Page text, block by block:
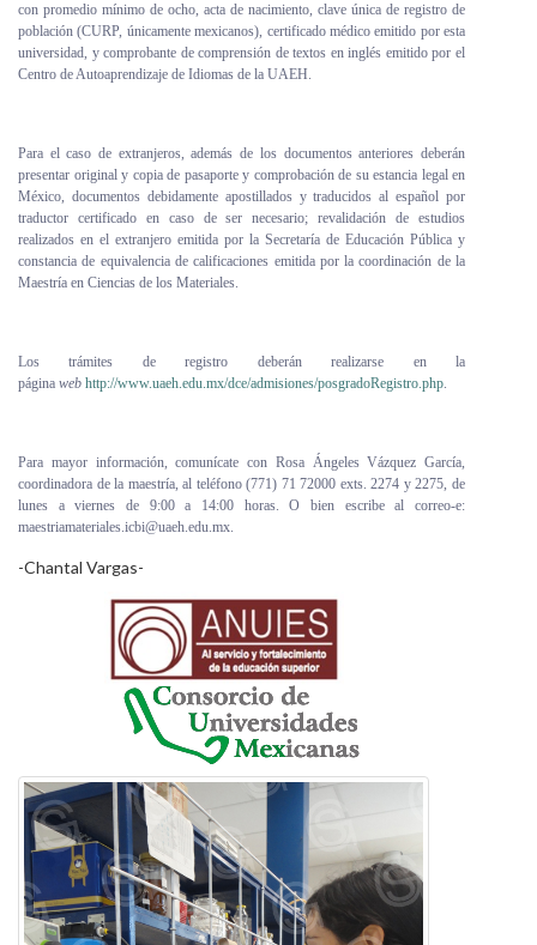
con promedio mínimo de ocho, acta de nacimiento, clave única de registro de
población (CURP, únicamente mexicanos), certificado médico emitido por esta
universidad, y comprobante de comprensión de textos en inglés emitido por el
Centro de Autoaprendizaje de Idiomas de la UAEH.
Para el caso de extranjeros, además de los documentos anteriores deberán
presentar original y copia de pasaporte y comprobación de su estancia legal en
México, documentos debidamente apostillados y traducidos al español por
traductor certificado en caso de ser necesario; revalidación de estudios
realizados en el extranjero emitida por la Secretaría de Educación Pública y
constancia de equivalencia de calificaciones emitida por la coordinación de la
Maestría en Ciencias de los Materiales.
Los trámites de registro deberán realizarse en la
página web http://www.uaeh.edu.mx/dce/admisiones/posgradoRegistro.php.
Para mayor información, comunícate con Rosa Ángeles Vázquez García,
coordinadora de la maestría, al teléfono (771) 71 72000 exts. 2274 y 2275, de
lunes a viernes de 9:00 a 14:00 horas. O bien escribe al correo-e:
maestriamateriales.icbi@uaeh.edu.mx.
-Chantal Vargas-